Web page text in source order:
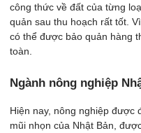
công thức về đất của từng
quản sau thu hoạch rất tốt.
có thể được bảo quản hàng
toàn.
Ngành nông nghiệp
Hiện nay, nông nghiệp được
mũi nhọn của Nhật Bản,